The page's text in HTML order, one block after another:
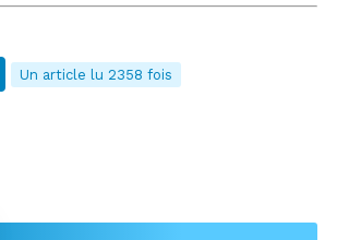
Un article lu 2358 fois